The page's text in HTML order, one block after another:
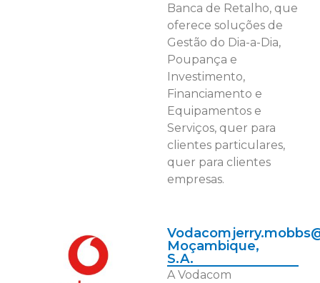
Banca de Retalho, que
oferece soluções de
Gestão do Dia-a-Dia,
Poupança e
Investimento,
Financiamento e
Equipamentos e
Serviços, quer para
clientes particulares,
quer para clientes
empresas.
Vodacom
Moçambique,
S.A.
A Vodacom